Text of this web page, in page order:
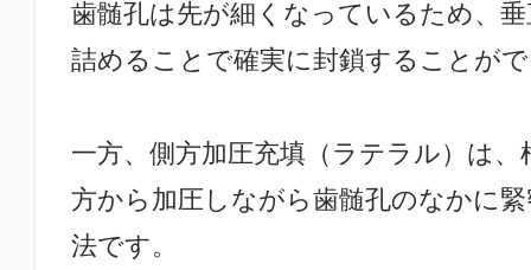
歯髄孔は先が細くなっているため、
詰めることで確実に封鎖することが
一方、側方加圧充填（ラテラル）は
方から加圧しながら歯髄孔のなかに
法です。